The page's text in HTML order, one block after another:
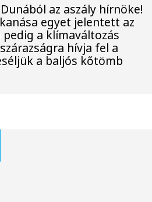
az aszály hírnöke!
egyet jelentett az
a klímaváltozás
hívja fel a
a baljós kőtömb